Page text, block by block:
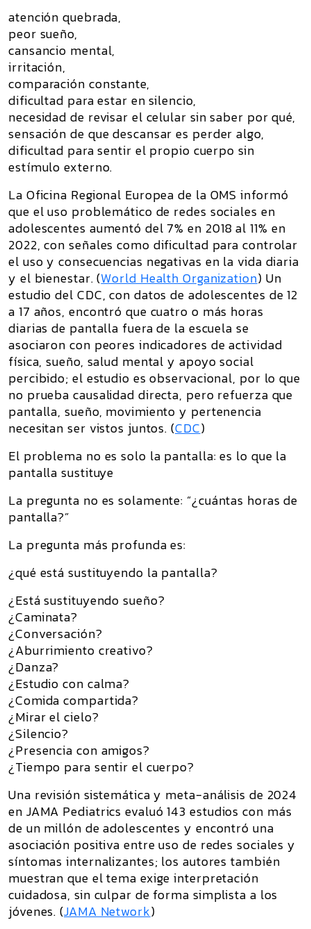
atención quebrada,
peor sueño,
cansancio mental,
irritación,
comparación constante,
dificultad para estar en silencio,
necesidad de revisar el celular sin saber por qué,
sensación de que descansar es perder algo,
dificultad para sentir el propio cuerpo sin
estímulo externo.
La Oficina Regional Europea de la OMS informó
que el uso problemático de redes sociales en
adolescentes aumentó del 7% en 2018 al 11% en
2022, con señales como dificultad para controlar
el uso y consecuencias negativas en la vida diaria
y el bienestar. (World Health Organization) Un
estudio del CDC, con datos de adolescentes de 12
a 17 años, encontró que cuatro o más horas
diarias de pantalla fuera de la escuela se
asociaron con peores indicadores de actividad
física, sueño, salud mental y apoyo social
percibido; el estudio es observacional, por lo que
no prueba causalidad directa, pero refuerza que
pantalla, sueño, movimiento y pertenencia
necesitan ser vistos juntos. (CDC)
El problema no es solo la pantalla: es lo que la
pantalla sustituye
La pregunta no es solamente: “¿cuántas horas de
pantalla?”
La pregunta más profunda es:
¿qué está sustituyendo la pantalla?
¿Está sustituyendo sueño?
¿Caminata?
¿Conversación?
¿Aburrimiento creativo?
¿Danza?
¿Estudio con calma?
¿Comida compartida?
¿Mirar el cielo?
¿Silencio?
¿Presencia con amigos?
¿Tiempo para sentir el cuerpo?
Una revisión sistemática y meta-análisis de 2024
en JAMA Pediatrics evaluó 143 estudios con más
de un millón de adolescentes y encontró una
asociación positiva entre uso de redes sociales y
síntomas internalizantes; los autores también
muestran que el tema exige interpretación
cuidadosa, sin culpar de forma simplista a los
jóvenes. (JAMA Network)